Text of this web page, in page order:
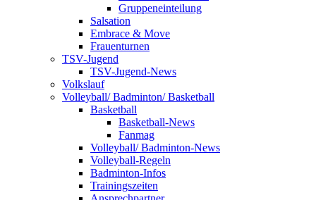
Gruppeneinteilung
Salsation
Embrace & Move
Frauenturnen
TSV-Jugend
TSV-Jugend-News
Volkslauf
Volleyball/ Badminton/ Basketball
Basketball
Basketball-News
Fanmag
Volleyball/ Badminton-News
Volleyball-Regeln
Badminton-Infos
Trainingszeiten